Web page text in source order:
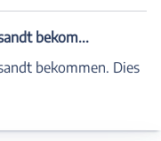
bekom...
bekommen. Dies